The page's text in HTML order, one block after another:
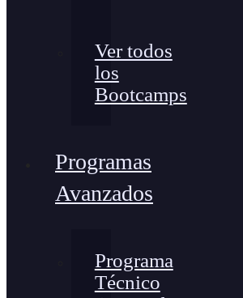
Ver todos
los
Bootcamps
Programas
Avanzados
Programa
Técnico